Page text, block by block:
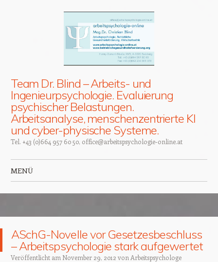
Team Dr. Blind – Arbeits- und
Ingenieurpsychologie. Evaluierung
psychischer Belastungen.
Arbeitsanalyse, menschenzentrierte KI
und cyber-physische Systeme.
Tel. +43 (0)664 957 60 50, office@arbeitspsychologie-online.at
MENÜ
ASchG-Novelle vor Gesetzesbeschluss
– Arbeitspsychologie stark aufgewertet
Veröffentlicht am November 29, 2012 von Arbeitspsychologe